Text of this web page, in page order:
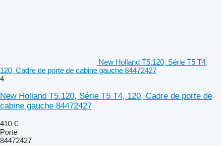
New Holland T5.120, Série T5 T4,
120, Cadre de porte de cabine gauche 84472427
4
New Holland T5.120, Série T5 T4, 120, Cadre de porte de
cabine gauche 84472427
410 €
Porte
84472427